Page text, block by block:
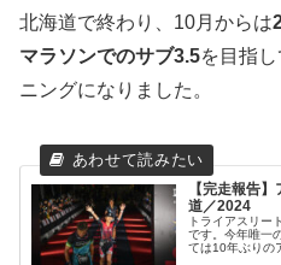
北海道で終わり、10月からは
マラソンでのサブ3.5を目指し
ニングになりました。
【完走報告
道／2024
トライアスリー
です。今年唯一
ては10年ぶりの